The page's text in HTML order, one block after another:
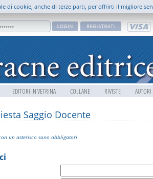
EDITORI IN VETRINA COLLANE RIVISTE AUTORI
Saggio Docente
un asterisco sono obbligatori
di cookie, anche di terze parti, per offrirti il migliore